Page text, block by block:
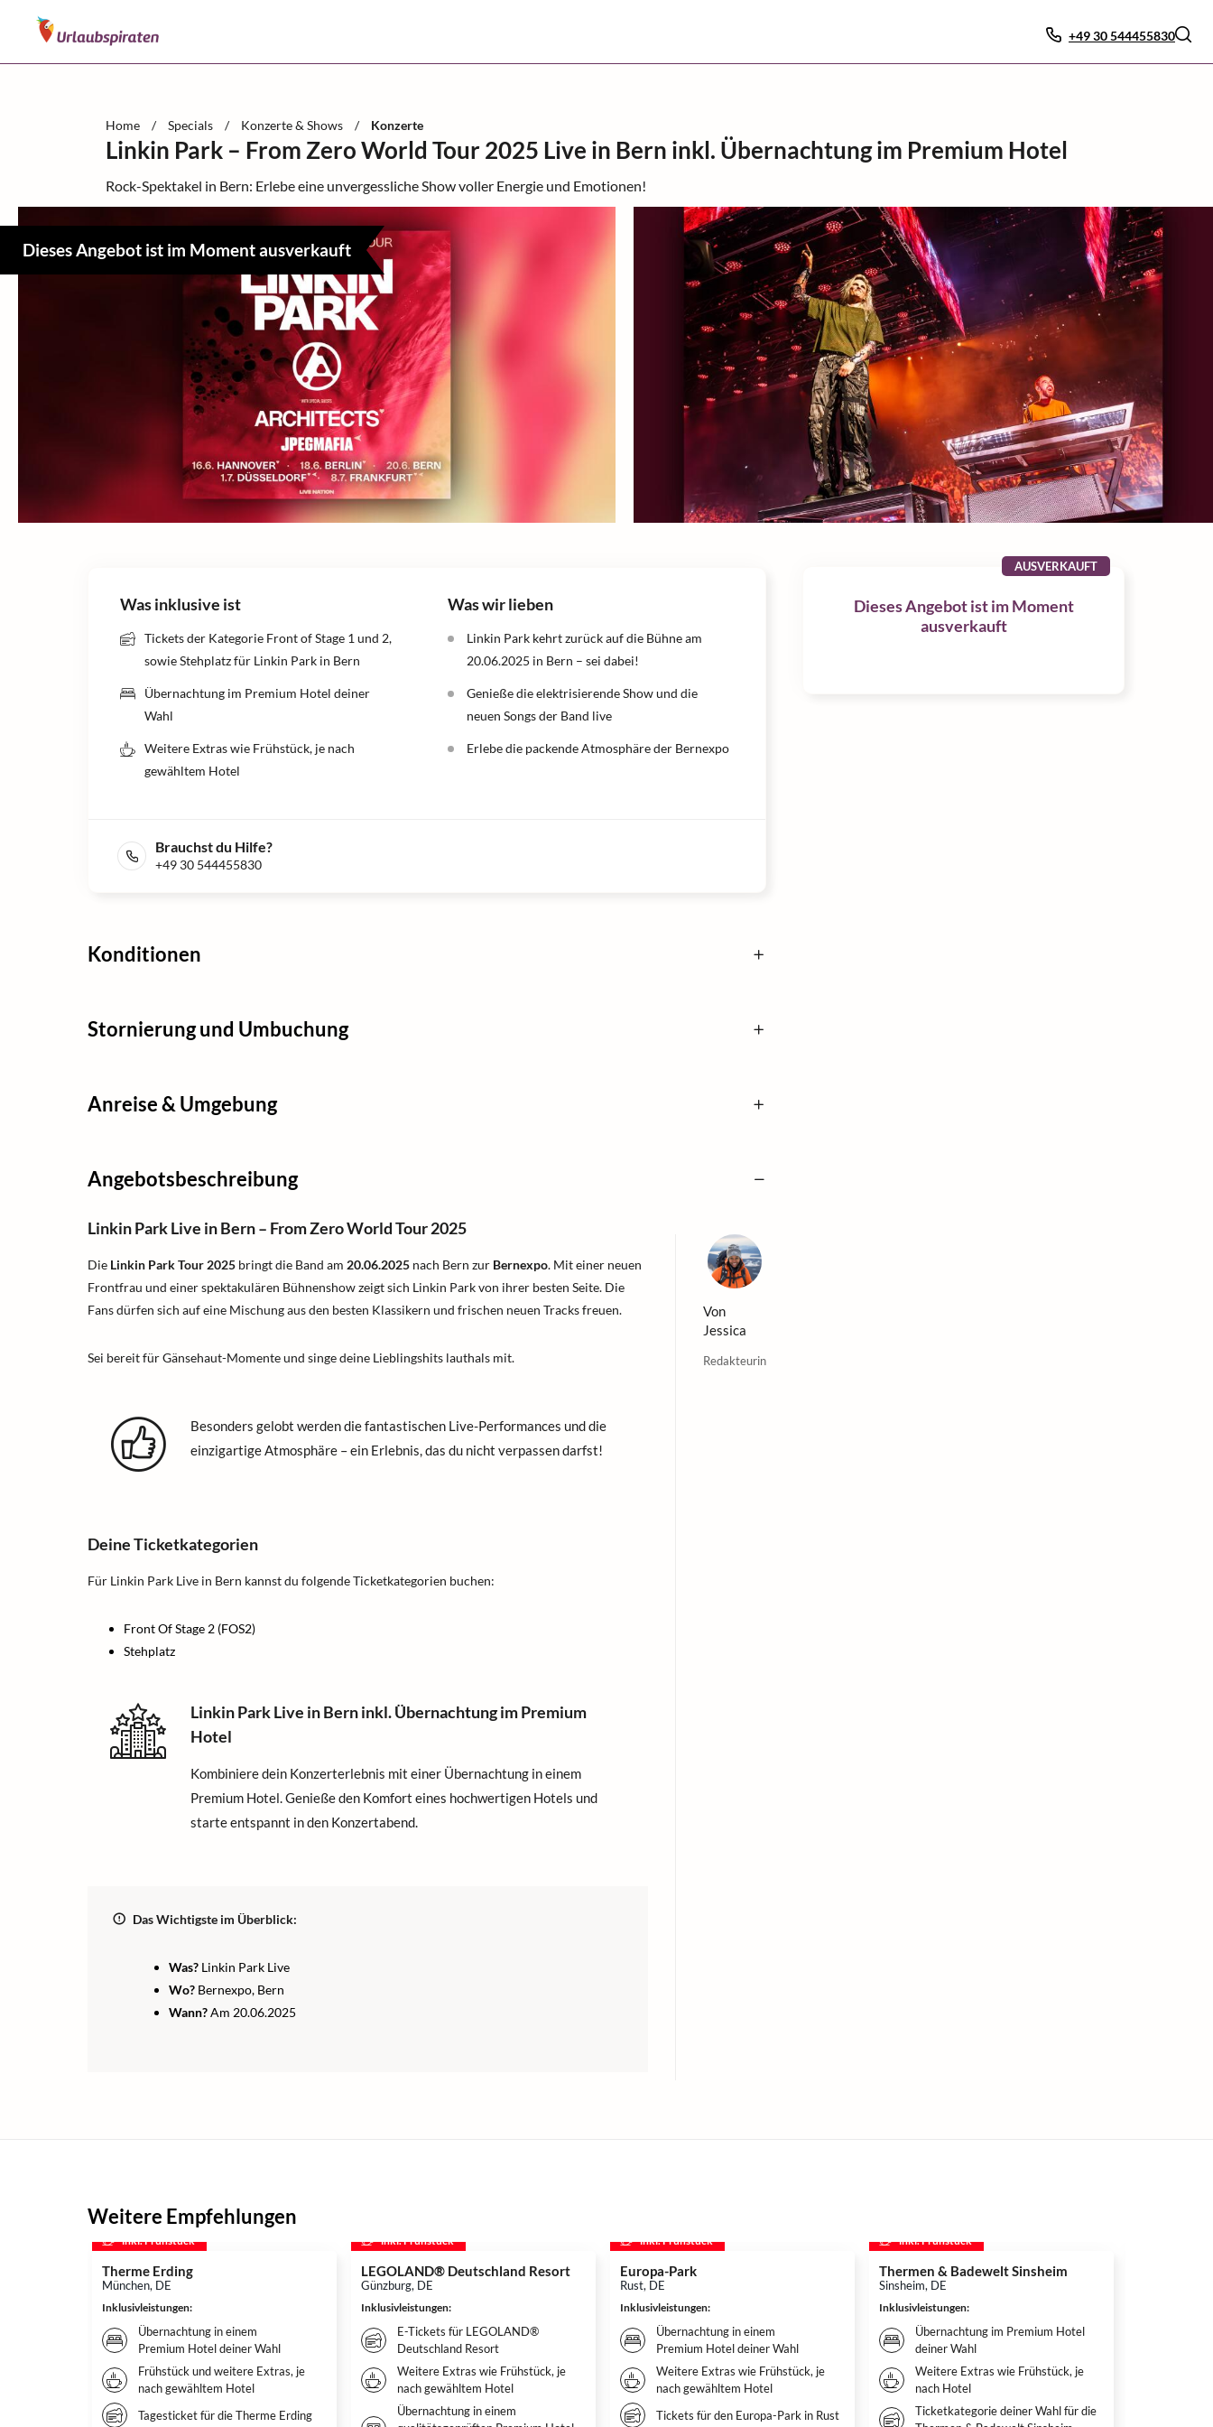
+49 30 544455830
Home / Specials / Konzerte & Shows / Konzerte
Linkin Park – From Zero World Tour 2025 Live in Bern inkl. Übernachtung im Premium Hotel
Rock-Spektakel in Bern: Erlebe eine unvergessliche Show voller Energie und Emotionen!
Dieses Angebot ist im Moment ausverkauft
AUSVERKAUFT
Dieses Angebot ist im Moment
ausverkauft
Was inklusive ist
Tickets der Kategorie Front of Stage 1 und 2,
sowie Stehplatz für Linkin Park in Bern
Übernachtung im Premium Hotel deiner
Wahl
Weitere Extras wie Frühstück, je nach
gewähltem Hotel
Was wir lieben
Linkin Park kehrt zurück auf die Bühne am
20.06.2025 in Bern – sei dabei!
Genieße die elektrisierende Show und die
neuen Songs der Band live
Erlebe die packende Atmosphäre der Bernexpo
Brauchst du Hilfe?
+49 30 544455830
Konditionen
Stornierung und Umbuchung
Anreise & Umgebung
Angebotsbeschreibung
Linkin Park Live in Bern – From Zero World Tour 2025
Die Linkin Park Tour 2025 bringt die Band am 20.06.2025 nach Bern zur Bernexpo. Mit einer neuen
Frontfrau und einer spektakulären Bühnenshow zeigt sich Linkin Park von ihrer besten Seite. Die
Fans dürfen sich auf eine Mischung aus den besten Klassikern und frischen neuen Tracks freuen.
Sei bereit für Gänsehaut-Momente und singe deine Lieblingshits lauthals mit.
Besonders gelobt werden die fantastischen Live-Performances und die
einzigartige Atmosphäre – ein Erlebnis, das du nicht verpassen darfst!
Deine Ticketkategorien
Für Linkin Park Live in Bern kannst du folgende Ticketkategorien buchen:
Front Of Stage 2 (FOS2)
Stehplatz
Linkin Park Live in Bern inkl. Übernachtung im Premium
Hotel
Kombiniere dein Konzerterlebnis mit einer Übernachtung in einem
Premium Hotel. Genieße den Komfort eines hochwertigen Hotels und
starte entspannt in den Konzertabend.
Das Wichtigste im Überblick:
Was? Linkin Park Live
Wo? Bernexpo, Bern
Wann?Am 20.06.2025
Von
Jessica
Redakteurin
Weitere Empfehlungen
inkl. Frühstück
Therme Erding
München, DE
Inklusivleistungen:
Übernachtung in einem
Premium Hotel deiner Wahl
Frühstück und weitere Extras, je
nach gewähltem Hotel
Tagesticket für die Therme Erding
inkl. Frühstück
LEGOLAND® Deutschland Resort
Günzburg, DE
Inklusivleistungen:
E-Tickets für LEGOLAND®
Deutschland Resort
Weitere Extras wie Frühstück, je
nach gewähltem Hotel
Übernachtung in einem
inkl. Frühstück
Europa-Park
Rust, DE
Inklusivleistungen:
Übernachtung in einem
Premium Hotel deiner Wahl
Weitere Extras wie Frühstück, je
nach gewähltem Hotel
Tickets für den Europa-Park in Rust
inkl. Frühstück
Thermen & Badewelt Sinsheim
Sinsheim, DE
Inklusivleistungen:
Übernachtung im Premium Hotel
deiner Wahl
Weitere Extras wie Frühstück, je
nach Hotel
Ticketkategorie deiner Wahl für die